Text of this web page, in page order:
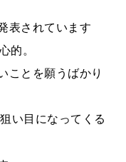
表されています
的。
ことを願うばかり
い目になってくる